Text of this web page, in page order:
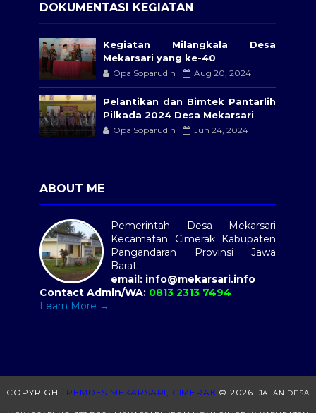
DOKUMENTASI KEGIATAN
Kegiatan Milangkala Desa
Mekarsari yang ke-40
Opa Soparudin Aug 20, 2024
Pelantikan dan Bimtek Pantarlih
Pilkada 2024 Desa Mekarsari
Opa Soparudin Jun 24, 2024
ABOUT ME
Pemerintah Desa Mekarsari
Kecamatan Cimerak Kabupaten
Pangandaran Provinsi Jawa
Barat.
email: info@mekarsari.info
Contact Admin/WA: 0813 2313 7494
Learn More →
COPYRIGHT PEMDES MEKARSARI, CIMERAK © 2026. JALAN DESA